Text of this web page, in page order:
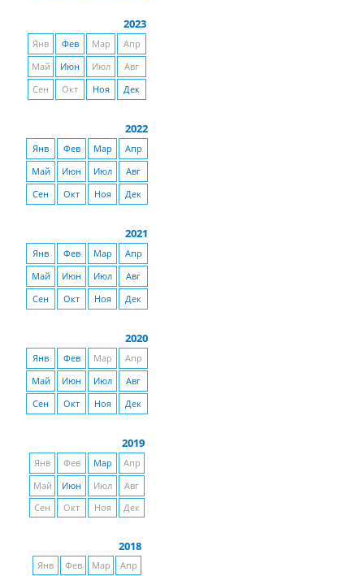
2023
Янв Фев Мар
Апр
Май
Июн Июл
Авг
Сен
Окт Ноя Дек
2022
Янв Фев Мар
Апр
Май
Июн Июл
Авг
Сен
Окт Ноя Дек
2021
Янв Фев Мар
Апр
Май
Июн Июл
Авг
Сен
Окт Ноя Дек
2020
Янв Фев Мар
Апр
Май
Июн Июл
Авг
Сен
Окт Ноя Дек
2019
Янв Фев Мар
Апр
Май
Июн Июл
Авг
Сен
Окт Ноя Дек
2018
Янв Фев Мар Апр